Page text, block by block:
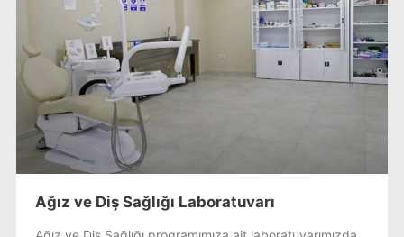
Ağız ve Diş Sağlığı Laboratuvarı